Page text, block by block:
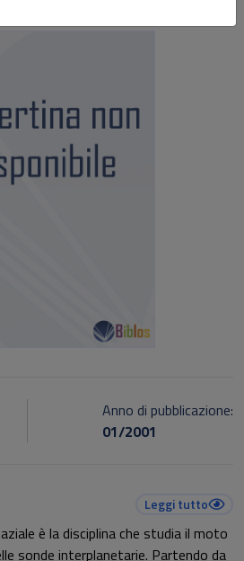
Anno di pubblicazione:
01/2001
Leggi tutto
è la disciplina che studia il moto
sonde interplanetarie. Partendo da